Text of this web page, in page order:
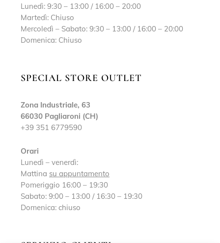
Lunedì: 9:30 – 13:00 / 16:00 – 20:00
Martedì: Chiuso
Mercoledì – Sabato: 9:30 – 13:00 / 16:00 – 20:00
Domenica: Chiuso
SPECIAL STORE OUTLET
Zona Industriale, 63
66030 Pagliaroni (CH)
+39 351 6779590
Orari
Lunedì – venerdì:
Mattina su appuntamento
Pomeriggio 16:00 – 19:30
Sabato: 9:00 – 13:00 / 16:30 – 19:30
Domenica: chiuso